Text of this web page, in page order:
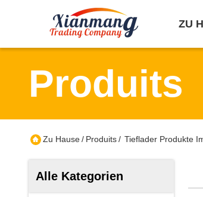
ZU
Produits
Zu Hause/ Produits/ Tieflader Produkte
Alle Kategorien